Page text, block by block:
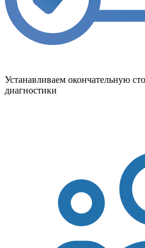
Устанавливаем окончательную
диагностики